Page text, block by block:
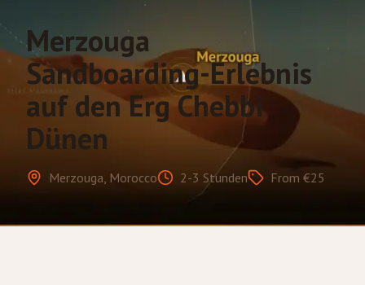
Merzouga
Sandboarding-Erlebnis
auf den Erg Chebbi
Dünen
Merzouga, Morocco 2-3 Stunden From €25